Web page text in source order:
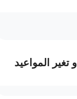
المواعيد